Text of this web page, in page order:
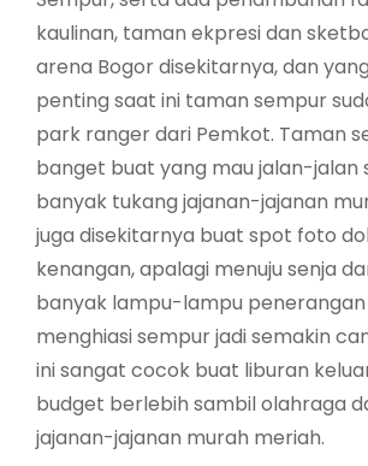
kaulinan, taman ekpresi dan
arena Bogor disekitarnya, dan
penting saat ini taman sempur
park ranger dari Pemkot. Taman
banget buat yang mau jalan-jalan
banyak tukang jajanan-jajanan
juga disekitarnya buat spot foto
kenangan, apalagi menuju senja
banyak lampu-lampu
menghiasi sempur jadi semakin
ini sangat cocok buat liburan
budget berlebih sambil olahraga
jajanan-jajanan murah meriah.